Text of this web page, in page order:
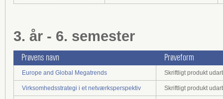
3. år - 6. semester
Prøvens navn Prøveform
Europe and Global Megatrends Skriftligt produkt
Virksomhedsstrategi i et netværksperspektiv Skriftligt produkt